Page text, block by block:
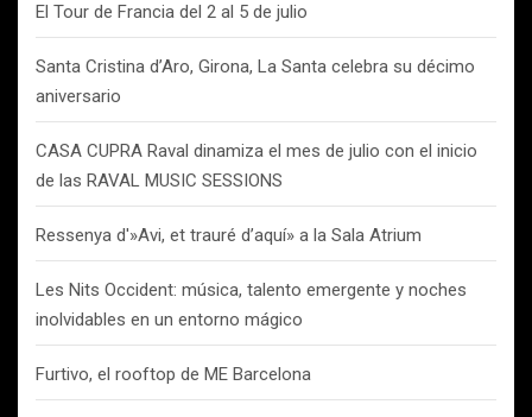
El Tour de Francia del 2 al 5 de julio
Santa Cristina d’Aro, Girona, La Santa celebra su décimo
aniversario
CASA CUPRA Raval dinamiza el mes de julio con el inicio
de las RAVAL MUSIC SESSIONS
Ressenya d'»Avi, et trauré d’aquí» a la Sala Atrium
Les Nits Occident: música, talento emergente y noches
inolvidables en un entorno mágico
Furtivo, el rooftop de ME Barcelona